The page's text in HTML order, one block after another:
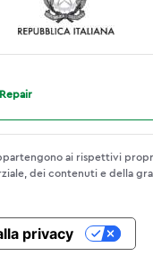
ai rispettivi
dei contenuti e della
privacy